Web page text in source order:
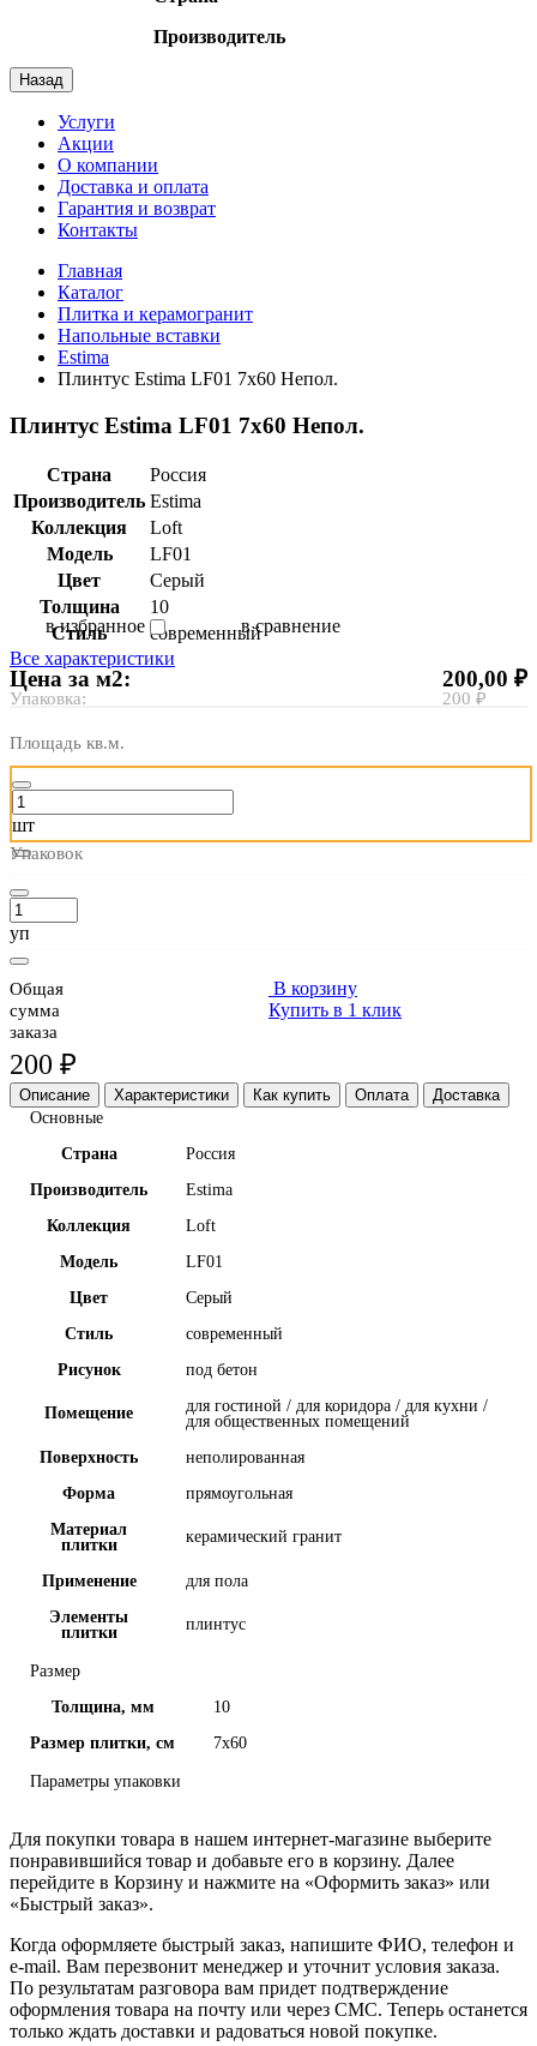
Производитель
Назад
Услуги
Акции
О компании
Доставка и оплата
Гарантия и возврат
Контакты
Главная
Каталог
Плитка и керамогранит
Напольные вставки
Estima
Плинтус Estima LF01 7x60 Непол.
Плинтус Estima LF01 7x60 Непол.
Страна
Россия
Производитель Estima
Коллекция
Loft
Модель
LF01
Цвет
Серый
Толщина
10
Стиль
современный
Все характеристики
в избранное в сравнение
Цена за м2:
Упаковка:
200,00 ₽
200 ₽
Площадь кв.м.
шт
Упаковок
уп
Общая
сумма
заказа
200 ₽
В корзину
Купить в 1 клик
Описание Характеристики Как купить Оплата
Доставка
Основные
Страна
Россия
Производитель
Estima
Коллекция
Loft
Модель
LF01
Цвет
Серый
Стиль
современный
Рисунок
под бетон
Помещение
для гостиной / для коридора / для кухни /
для общественных помещений
Поверхность
неполированная
Форма
прямоугольная
Материал
плитки
керамический гранит
Применение
для пола
Элементы
плитки
плинтус
Размер
Толщина, мм
10
Размер плитки, см
7x60
Параметры упаковки
Для покупки товара в нашем интернет-магазине выберите
понравившийся товар и добавьте его в корзину. Далее
перейдите в Корзину и нажмите на «Оформить заказ» или
«Быстрый заказ».
Когда оформляете быстрый заказ, напишите ФИО, телефон и
e-mail. Вам перезвонит менеджер и уточнит условия заказа.
По результатам разговора вам придет подтверждение
оформления товара на почту или через СМС. Теперь останется
только ждать доставки и радоваться новой покупке.